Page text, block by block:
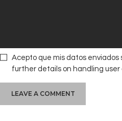
Acepto que mis datos enviados
further details on handling user